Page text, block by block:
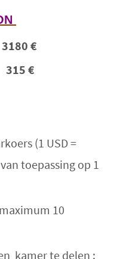
3180 €
315 €
(1 USD =
toepassing op 1
10
kamer te delen :